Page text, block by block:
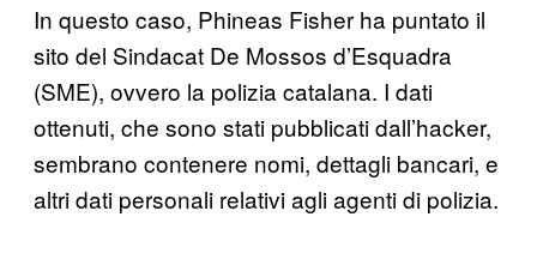
In questo caso, Phineas Fisher ha puntato il
sito del Sindacat De Mossos d’Esquadra
(SME), ovvero la polizia catalana. I dati
ottenuti, che sono stati pubblicati dall’hacker,
sembrano contenere nomi, dettagli bancari, e
altri dati personali relativi agli agenti di polizia.